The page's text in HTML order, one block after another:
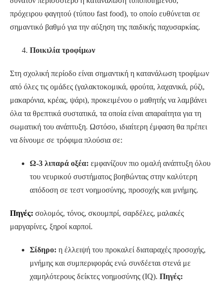
πρόχειρου φαγητού (τύπου fast food), το οποίο ευθύνεται σε
σημαντικό βαθμό για την αύξηση της παιδικής παχυσαρκίας.
Ποικιλία τροφίμων
Στη σχολική περίοδο είναι σημαντική η κατανάλωση τροφίμων
από όλες τις ομάδες (γαλακτοκομικά, φρούτα, λαχανικά, ρύζι,
μακαρόνια, κρέας, ψάρι), προκειμένου ο μαθητής να λαμβάνει
όλα τα θρεπτικά συστατικά, τα οποία είναι απαραίτητα για τη
σωματική του ανάπτυξη. Ωστόσο, ιδιαίτερη έμφαση θα πρέπει
να δίνουμε σε τρόφιμα πλούσια σε:
Ω-3 λιπαρά οξέα: εμφανίζουν πιο ομαλή ανάπτυξη όλου
του νευρικού συστήματος βοηθώντας στην καλύτερη
απόδοση σε τεστ νοημοσύνης, προσοχής και μνήμης.
Πηγές: σολομός, τόνος, σκουμπρί, σαρδέλες, μαλακές
μαργαρίνες, ξηροί καρποί.
Σίδηρο: η έλλειψή του προκαλεί διαταραχές προσοχής,
μνήμης και συμπεριφοράς ενώ συνδέεται στενά με
χαμηλότερους δείκτες νοημοσύνης (IQ). Πηγές: